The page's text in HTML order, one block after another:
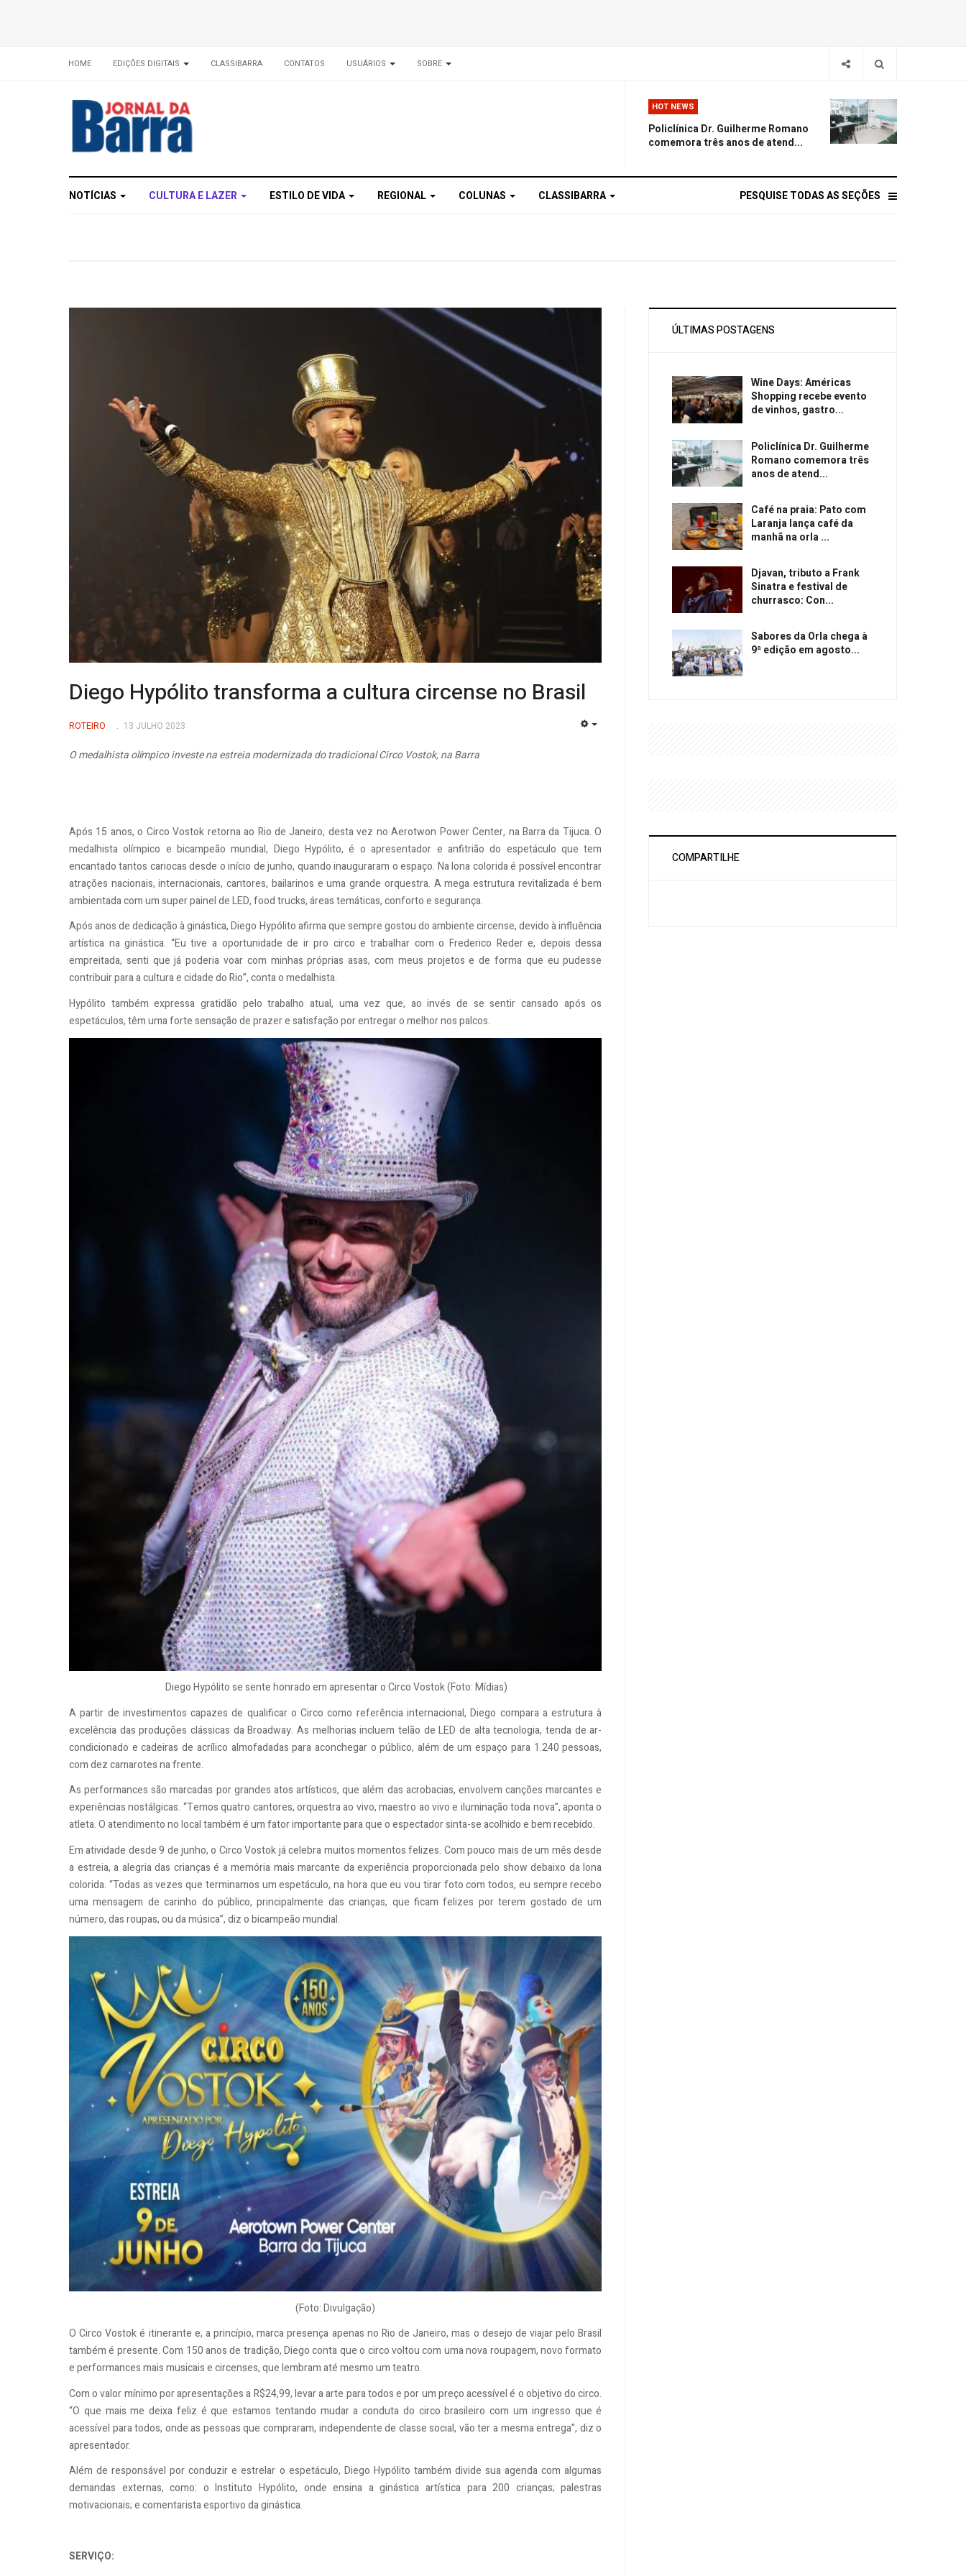
HOME EDIÇÕES DIGITAIS CLASSIBARRA CONTATOS USUÁRIOS SOBRE
HOT NEWS
Policlínica Dr. Guilherme Romano
comemora três anos de atend...
NOTÍCIAS CULTURA E LAZER ESTILO DE VIDA REGIONAL COLUNAS CLASSIBARRA PESQUISE TODAS AS SEÇÕES
Diego Hypólito transforma a cultura circense no Brasil
ROTEIRO 13 JULHO 2023
O medalhista olímpico investe na estreia modernizada do tradicional Circo Vostok, na Barra
Após 15 anos, o Circo Vostok retorna ao Rio de Janeiro, desta vez no Aerotwon Power Center, na Barra da Tijuca. O
medalhista olímpico e bicampeão mundial, Diego Hypólito, é o apresentador e anfitrião do espetáculo que tem
encantado tantos cariocas desde o início de junho, quando inauguraram o espaço. Na lona colorida é possível encontrar
atrações nacionais, internacionais, cantores, bailarinos e uma grande orquestra. A mega estrutura revitalizada é bem
ambientada com um super painel de LED, food trucks, áreas temáticas, conforto e segurança.
Após anos de dedicação à ginástica, Diego Hypólito afirma que sempre gostou do ambiente circense, devido à influência
artística na ginástica. “Eu tive a oportunidade de ir pro circo e trabalhar com o Frederico Reder e, depois dessa
empreitada, senti que já poderia voar com minhas próprias asas, com meus projetos e de forma que eu pudesse
contribuir para a cultura e cidade do Rio”, conta o medalhista.
Hypólito também expressa gratidão pelo trabalho atual, uma vez que, ao invés de se sentir cansado após os
espetáculos, têm uma forte sensação de prazer e satisfação por entregar o melhor nos palcos.
Diego Hypólito se sente honrado em apresentar o Circo Vostok (Foto: Mídias)
A partir de investimentos capazes de qualificar o Circo como referência internacional, Diego compara a estrutura à
excelência das produções clássicas da Broadway. As melhorias incluem telão de LED de alta tecnologia, tenda de ar-
condicionado e cadeiras de acrílico almofadadas para aconchegar o público, além de um espaço para 1.240 pessoas,
com dez camarotes na frente.
As performances são marcadas por grandes atos artísticos, que além das acrobacias, envolvem canções marcantes e
experiências nostálgicas. “Temos quatro cantores, orquestra ao vivo, maestro ao vivo e iluminação toda nova”, aponta o
atleta. O atendimento no local também é um fator importante para que o espectador sinta-se acolhido e bem recebido.
Em atividade desde 9 de junho, o Circo Vostok já celebra muitos momentos felizes. Com pouco mais de um mês desde
a estreia, a alegria das crianças é a memória mais marcante da experiência proporcionada pelo show debaixo da lona
colorida. “Todas as vezes que terminamos um espetáculo, na hora que eu vou tirar foto com todos, eu sempre recebo
uma mensagem de carinho do público, principalmente das crianças, que ficam felizes por terem gostado de um
número, das roupas, ou da música”, diz o bicampeão mundial.
(Foto: Divulgação)
O Circo Vostok é itinerante e, a princípio, marca presença apenas no Rio de Janeiro, mas o desejo de viajar pelo Brasil
também é presente. Com 150 anos de tradição, Diego conta que o circo voltou com uma nova roupagem, novo formato
e performances mais musicais e circenses, que lembram até mesmo um teatro.
Com o valor mínimo por apresentações a R$24,99, levar a arte para todos e por um preço acessível é o objetivo do circo.
“O que mais me deixa feliz é que estamos tentando mudar a conduta do circo brasileiro com um ingresso que é
acessível para todos, onde as pessoas que compraram, independente de classe social, vão ter a mesma entrega”, diz o
apresentador.
Além de responsável por conduzir e estrelar o espetáculo, Diego Hypólito também divide sua agenda com algumas
demandas externas, como: o Instituto Hypólito, onde ensina a ginástica artística para 200 crianças; palestras
motivacionais; e comentarista esportivo da ginástica.
SERVIÇO:
ÚLTIMAS POSTAGENS
Wine Days: Américas
Shopping recebe evento
de vinhos, gastro...
Policlínica Dr. Guilherme
Romano comemora três
anos de atend...
Café na praia: Pato com
Laranja lança café da
manhã na orla ...
Djavan, tributo a Frank
Sinatra e festival de
churrasco: Con...
Sabores da Orla chega à
9ª edição em agosto...
COMPARTILHE